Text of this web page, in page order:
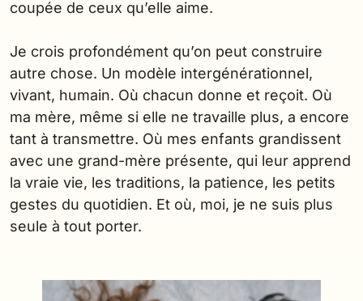
coupée de ceux qu’elle aime.
Je crois profondément qu’on peut construire
autre chose. Un modèle intergénérationnel,
vivant, humain. Où chacun donne et reçoit. Où
ma mère, même si elle ne travaille plus, a encore
tant à transmettre. Où mes enfants grandissent
avec une grand-mère présente, qui leur apprend
la vraie vie, les traditions, la patience, les petits
gestes du quotidien. Et où, moi, je ne suis plus
seule à tout porter.